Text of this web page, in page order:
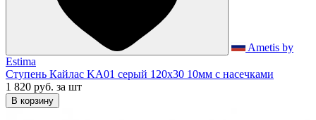
Ametis by
Estima
Ступень Кайлас KA01 серый 120x30 10мм с насечками
1 820 руб. за шт
В корзину